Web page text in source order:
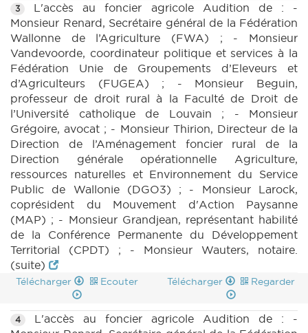
3
L'accès au foncier agricole Audition de : -
Monsieur Renard, Secrétaire général de la Fédération
Wallonne de l’Agriculture (FWA) ; - Monsieur
Vandevoorde, coordinateur politique et services à la
Fédération Unie de Groupements d’Eleveurs et
d’Agriculteurs (FUGEA) ; - Monsieur Beguin,
professeur de droit rural à la Faculté de Droit de
l’Université catholique de Louvain ; - Monsieur
Grégoire, avocat ; - Monsieur Thirion, Directeur de la
Direction de l’Aménagement foncier rural de la
Direction générale opérationnelle Agriculture,
ressources naturelles et Environnement du Service
Public de Wallonie (DGO3) ; - Monsieur Larock,
coprésident du Mouvement d'Action Paysanne
(MAP) ; - Monsieur Grandjean, représentant habilité
de la Conférence Permanente du Développement
Territorial (CPDT) ; - Monsieur Wauters, notaire.
(suite)
Télécharger Ecouter Télécharger Regarder
4
L'accès au foncier agricole Audition de : -